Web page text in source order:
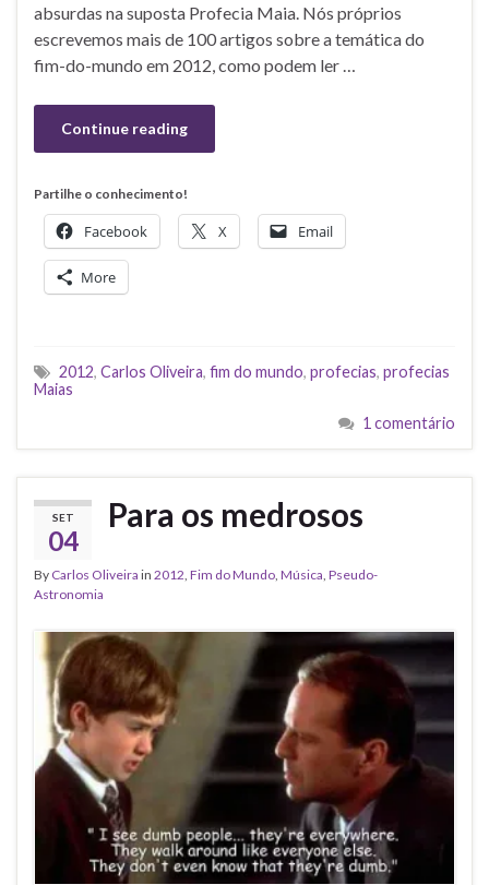
absurdas na suposta Profecia Maia. Nós próprios
escrevemos mais de 100 artigos sobre a temática do
fim-do-mundo em 2012, como podem ler …
Continue reading
Partilhe o conhecimento!
Facebook X Email
More
2012, Carlos Oliveira, fim do mundo, profecias, profecias
Maias
1 comentário
SET
04
Para os medrosos
By Carlos Oliveira in 2012 Fim do Mundo Música Pseudo-
Astronomia